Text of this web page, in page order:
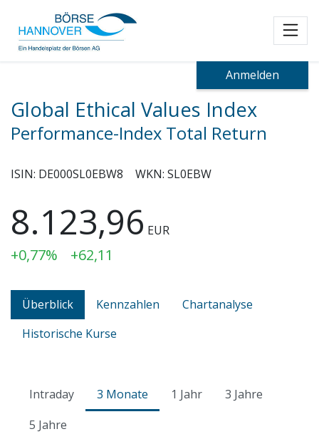
Anmelden
Global Ethical Values Index
Performance-Index Total Return
ISIN: DE000SL0EBW8 WKN: SL0EBW
8.123,96 EUR
+0,77% +62,11
Überblick Kennzahlen
Chartanalyse
Historische Kurse
Intraday 3 Monate 1 Jahr
3 Jahre
5 Jahre